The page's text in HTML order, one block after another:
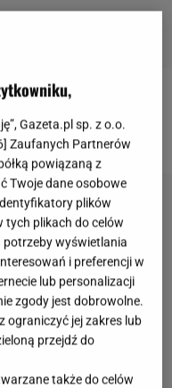
Gazeta.pl sp. z o.o.
] Zaufanych Partnerów
powiązaną z
Twoje dane osobowe
plików
tych plikach do celów
potrzeby wyświetlania
i preferencji w
lub personalizacji
zgody jest dobrowolne.
ograniczyć jej zakres lub
przejdź do
także do celów